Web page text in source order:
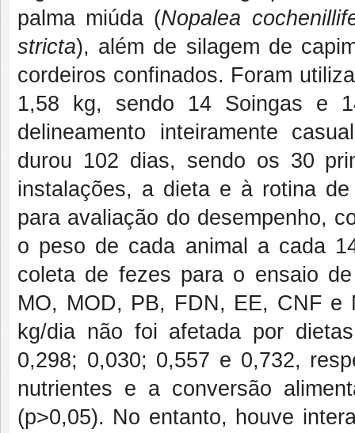
palma miúda (Nopalea
stricta), além de silagem de
cordeiros confinados. Foram
1,58 kg, sendo 14 Soingas e
delineamento inteiramente
durou 102 dias, sendo os 30
instalações, a dieta e à rotina
para avaliação do desempenho,
o peso de cada animal a cada
coleta de fezes para o ensaio
MO, MOD, PB, FDN, EE, CNF e
kg/dia não foi afetada por
0,298; 0,030; 0,557 e 0,732,
nutrientes e a conversão
(p>0,05). No entanto, houve